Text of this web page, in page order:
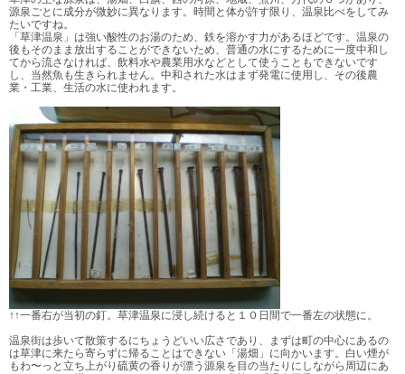
源泉ごとに成分が微妙に異なります。時間と体が許す限り、温泉比べをしてみ
たいですね。
「草津温泉」は強い酸性のお湯のため、鉄を溶かす力があるほどです。温泉の
後もそのまま放出することができないため、普通の水にするために一度中和し
てから流さなければ、飲料水や農業用水などとして使うこともできないです
し、当然魚も生きられません。中和された水はまず発電に使用し、その後農
業・工業、生活の水に使われます。
↑↑一番右が当初の釘。草津温泉に浸し続けると１０日間で一番左の状態に。
温泉街は歩いて散策するにちょうどいい広さであり、まずは町の中心にあるの
は草津に来たら寄らずに帰ることはできない「湯畑」に向かいます。白い煙が
もわ〜っと立ち上がり硫黄の香りが漂う源泉を目の当たりにしながら周辺にあ